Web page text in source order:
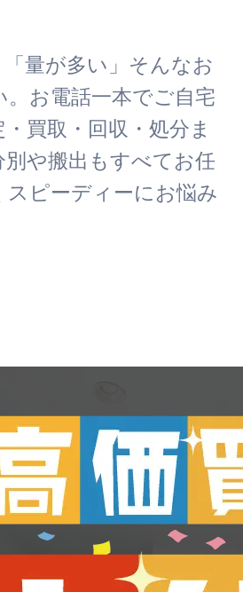
量が多い」そんなお
お電話一本でご自宅
買取・回収・処分ま
や搬出もすべてお任
ピーディーにお悩み